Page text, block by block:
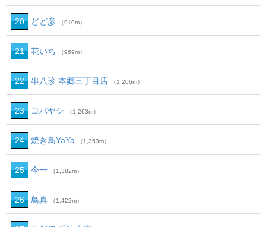
20 どど彦 （910m）
21 花いち （969m）
22 串八珍 本郷三丁目店 （1,206m）
23 コバヤシ （1,263m）
24 焼き鳥YaYa （1,353m）
25 今一 （1,382m）
26 鳥真 （1,422m）